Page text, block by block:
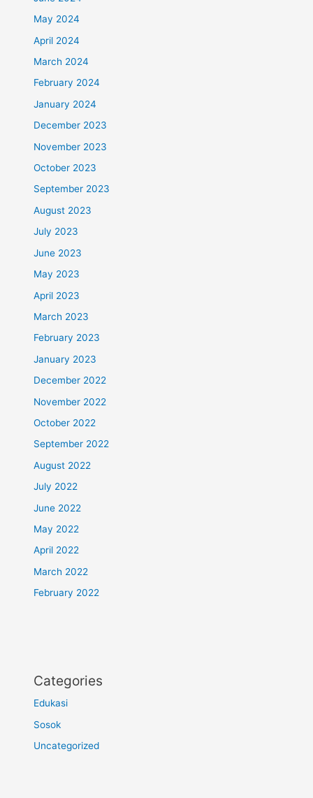
May 2024
April 2024
March 2024
February 2024
January 2024
December 2023
November 2023
October 2023
September 2023
August 2023
July 2023
June 2023
May 2023
April 2023
March 2023
February 2023
January 2023
December 2022
November 2022
October 2022
September 2022
August 2022
July 2022
June 2022
May 2022
April 2022
March 2022
February 2022
Categories
Edukasi
Sosok
Uncategorized